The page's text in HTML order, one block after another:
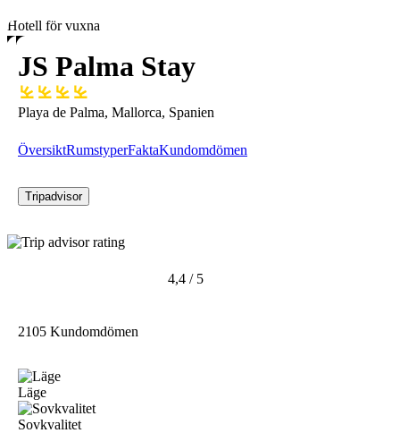
Hotell för vuxna
JS Palma Stay
Playa de Palma, Mallorca, Spanien
ÖversiktRumstyperFaktaKundomdömen
Tripadvisor
4,4 / 5
2105 Kundomdömen
Läge
Sovkvalitet